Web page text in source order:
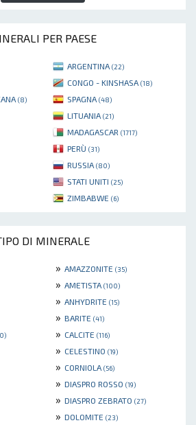
PER PAESE
ARGENTINA (22)
CONGO - KINSHASA (18)
(8) SPAGNA (48)
LITUANIA (21)
MADAGASCAR (1717)
PERÙ (31)
RUSSIA (80)
STATI UNITI (25)
ZIMBABWE (6)
DI MINERALE
» AMAZZONITE (35)
» AMETISTA (100)
» ANHYDRITE (15)
» BARITE (41)
» CALCITE (116)
» CELESTINO (19)
» CORNIOLA (56)
» DIASPRO ROSSO (19)
» DIASPRO ZEBRATO (27)
» DOLOMITE (23)